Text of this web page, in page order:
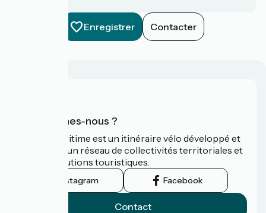
Enregistrer Contacter
Qui sommes-nous ?
La Vélomaritime est un itinéraire vélo développé et
promu par un réseau de collectivités territoriales et
leurs institutions touristiques.
Instagram Facebook
Contact